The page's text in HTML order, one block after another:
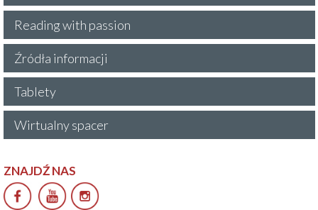
Reading with passion
Źródła informacji
Tablety
Wirtualny spacer
ZNAJDŹ NAS